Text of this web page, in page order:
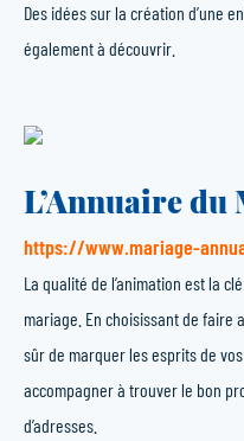
Des idées sur la création d’une
également à découvrir.
L’Annuaire du
https://www.mariage-
La qualité de l’animation est la
mariage. En choisissant de faire
sûr de marquer les esprits de
accompagner à trouver le bon
d’adresses.